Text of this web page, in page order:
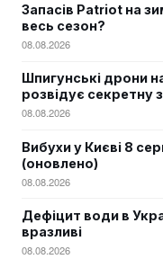
Запасів Patriot на
весь сезон?
08.08.2026
Шпигунські дрони
розвідує секретну
08.08.2026
Вибухи у Києві 8
(оновлено)
08.08.2026
Дефіцит води в
вразливі
08.08.2026